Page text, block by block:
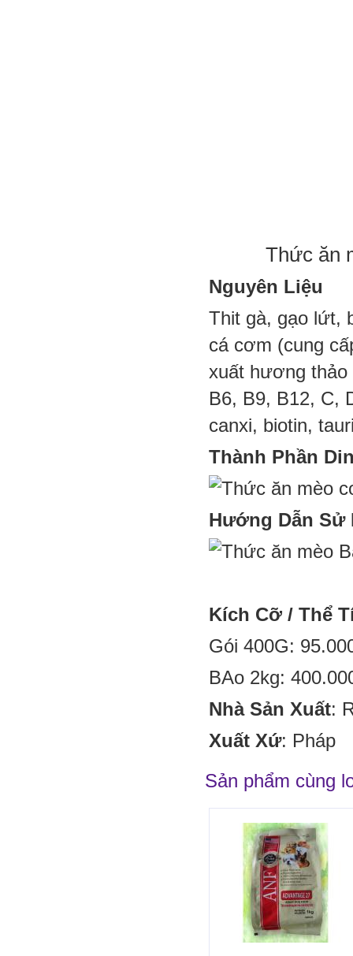
Thức ăn
Nguyên Liệu
Thit gà, gạo lứt,
cá cơm (cung
xuất hương thảo
B6, B9, B12, C,
canxi, biotin,
Thành Phần
Hướng Dẫn Sử
Kích Cỡ / Thể
Gói 400G:
BAo 2kg:
NhàSản Xuất:
Xuất Xứ: Pháp
Sản phẩm cùng